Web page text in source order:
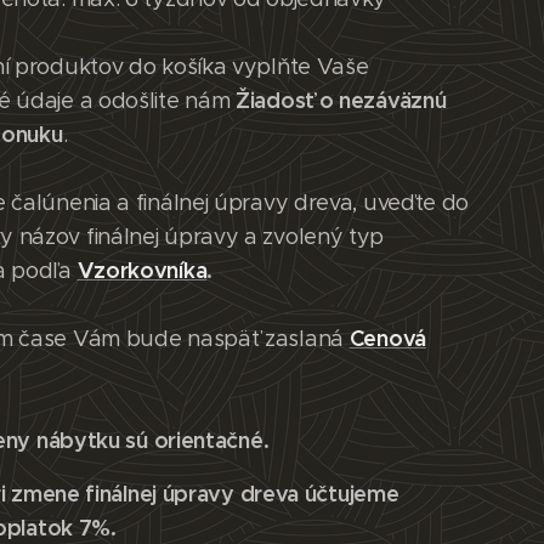
produktov do košíka vyplňte Vaše
údaje a odošlite nám Žiadosť o nezáväznú
.
čalúnenia a finálnej úpravy dreva, uveďte do
názov finálnej úpravy a zvolený typ
podľa Vzorkovníka.
čase Vám bude naspäť zaslaná Cenová
nábytku sú orientačné.
zmene finálnej úpravy dreva účtujeme
7%.